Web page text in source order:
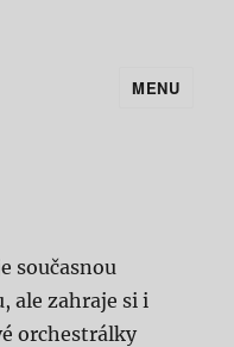
MENU
současnou
ale zahraje si i
orchestrálky